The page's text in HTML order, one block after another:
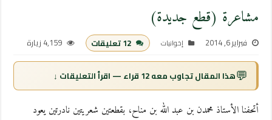
مشاعرة (قطع جديدة)
فبراير 6, 2014 إخوانيات 12 تعليقات 4,159 زيارة
💬هذا المقال تجاوب معه 12 قراء — اقرأ التعليقات ↓
أتحفنا الأستاذ محمدن بن عبد الله بن مناح، بقطعتين شعريتين نادرتين يعود